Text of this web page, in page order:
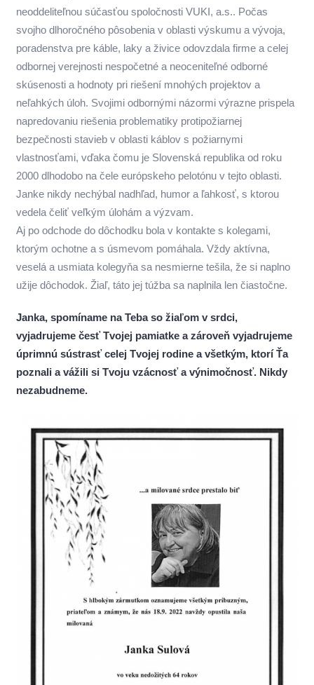
neoddeliteľnou súčasťou spoločnosti VUKI, a.s.. Počas
svojho dlhoročného pôsobenia v oblasti výskumu a vývoja,
poradenstva pre káble, laky a živice odovzdala firme a celej
odbornej verejnosti nespočetné a neoceniteľné odborné
skúsenosti a hodnoty pri riešení mnohých projektov a
neľahkých úloh. Svojimi odbornými názormi výrazne prispela
napredovaniu riešenia problematiky protipožiarnej
bezpečnosti stavieb v oblasti káblov s požiarnymi
vlastnosťami, vďaka čomu je Slovenská republika od roku
2000 dlhodobo na čele európskeho pelotónu v tejto oblasti.
Janke nikdy nechýbal nadhľad, humor a ľahkosť, s ktorou
vedela čeliť veľkým úlohám a výzvam.
Aj po odchode do dôchodku bola v kontakte s kolegami,
ktorým ochotne a s úsmevom pomáhala. Vždy aktívna,
veselá a usmiata kolegyňa sa nesmierne tešila, že si naplno
užije dôchodok. Žiaľ, táto jej túžba sa naplnila len čiastočne.
Janka, spomíname na Teba so žiaľom v srdci,
vyjadrujeme česť Tvojej pamiatke a zároveň vyjadrujeme
úprimnú sústrasť celej Tvojej rodine a všetkým, ktorí Ťa
poznali a vážili si Tvoju vzácnosť a výnimočnosť. Nikdy
nezabudneme.